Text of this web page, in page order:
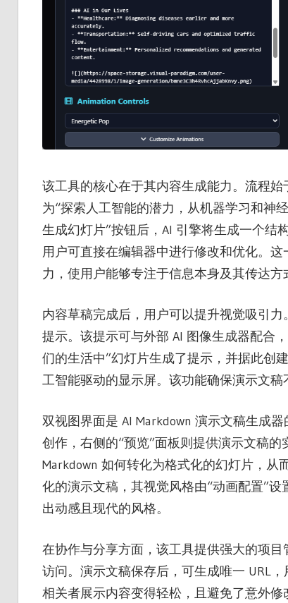
该工具的核心在于其内容生成能力。流程
为“探索人工智能的潜力，从机器学习和神
生成幻灯片”按钮后，AI 引擎将生成一个结
用户可直接在编辑器中进行修改和优化。
力，使用户能够专注于信息本身及其传达方
内容草稿完成后，用户可以提升视觉吸引
提示。该提示可与外部 AI 图像生成器配合
们的生活中”幻灯片生成了提示，并据此创
工智能驱动的显示屏。该功能确保演示文稿
双视图界面是 AI Markdown 演示文稿生成
创作，右侧的“预览”面板则提供演示文稿
Markdown 如何转化为格式化的幻灯片，
化的演示文稿，其视觉风格由“动画配置”
出动感且现代的风格。
在协作与分享方面，该工具提供强大的项
访问。演示文稿保存后，可生成唯一 URL
相关者展示内容变得轻松，且避免了意外